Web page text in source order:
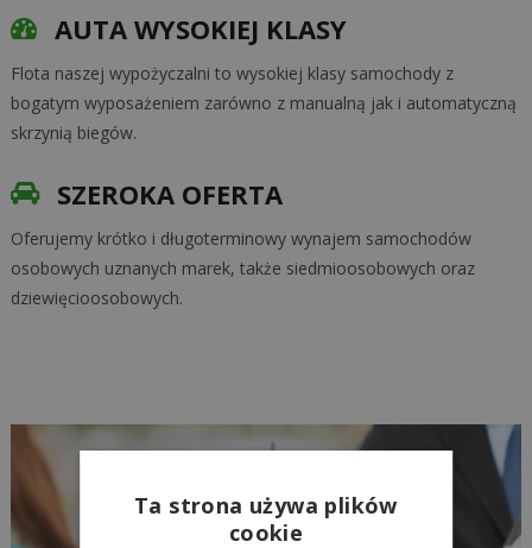
AUTA WYSOKIEJ KLASY
Flota naszej wypożyczalni to wysokiej klasy samochody z
bogatym wyposażeniem zarówno z manualną jak i automatyczną
skrzynią biegów.
SZEROKA OFERTA
Oferujemy krótko i długoterminowy wynajem samochodów
osobowych uznanych marek, także siedmioosobowych oraz
dziewięcioosobowych.
Ta strona używa plików
cookie